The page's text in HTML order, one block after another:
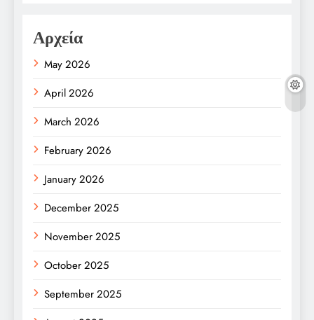
Αρχεία
May 2026
April 2026
March 2026
February 2026
January 2026
December 2025
November 2025
October 2025
September 2025